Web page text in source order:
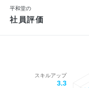
平和堂の
社員評価
スキルアップ
3.3